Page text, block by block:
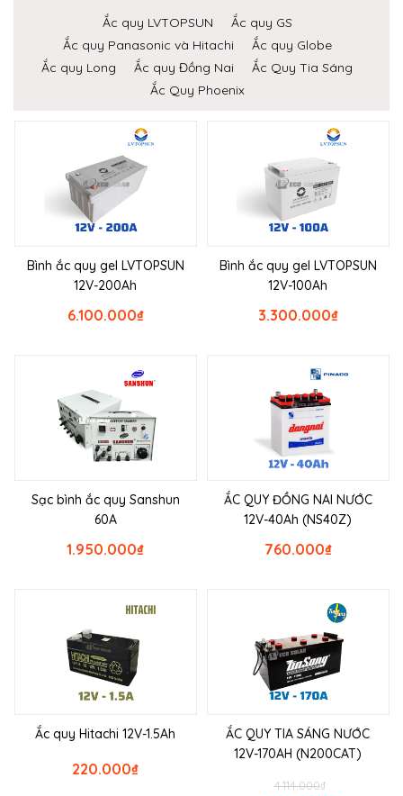
Ắc quy LVTOPSUN
Ắc quy GS
Ắc quy Panasonic và Hitachi
Ắc quy Globe
Ắc quy Long
Ắc quy Đồng Nai
Ắc Quy Tia Sáng
Ắc Quy Phoenix
Bình ắc quy gel LVTOPSUN
12V-200Ah
₫
6.100.000
Bình ắc quy gel LVTOPSUN
12V-100Ah
₫
3.300.000
Sạc bình ắc quy Sanshun
60A
₫
1.950.000
ẮC QUY ĐỒNG NAI NƯỚC
12V-40Ah (NS40Z)
₫
760.000
Ắc quy Hitachi 12V-1.5Ah
₫
220.000
ẮC QUY TIA SÁNG NƯỚC
12V-170AH (N200CAT)
₫
4.114.000